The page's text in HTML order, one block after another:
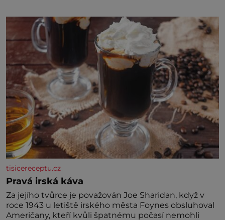
jednoduchost, měkkost a bezpečí, proto by pokoj
miminka měl působit především klidně a útulně.
Předškolní věk je
tisicereceptu.cz
Pravá irská káva
Za jejího tvůrce je považován Joe Sharidan, když v
roce 1943 u letiště irského města Foynes obsluhoval
Američany, kteří kvůli špatnému počasí nemohli